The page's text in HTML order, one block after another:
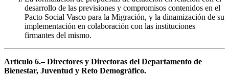
desarrollo de las previsiones y compromisos contenidos en el
Pacto Social Vasco para la Migración, y la dinamización de su
implementación en colaboración con las instituciones
firmantes del mismo.
Artículo 6.– Directores y Directoras del Departamento de
Bienestar, Juventud y Reto Demográfico.